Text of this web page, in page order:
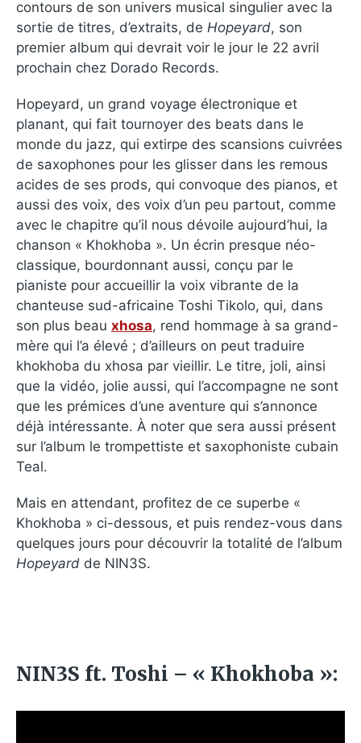
contours de son univers musical singulier avec la
sortie de titres, d’extraits, de Hopeyard, son
premier album qui devrait voir le jour le 22 avril
prochain chez Dorado Records.
Hopeyard, un grand voyage électronique et
planant, qui fait tournoyer des beats dans le
monde du jazz, qui extirpe des scansions cuivrées
de saxophones pour les glisser dans les remous
acides de ses prods, qui convoque des pianos, et
aussi des voix, des voix d’un peu partout, comme
avec le chapitre qu’il nous dévoile aujourd’hui, la
chanson « Khokhoba ». Un écrin presque néo-
classique, bourdonnant aussi, conçu par le
pianiste pour accueillir la voix vibrante de la
chanteuse sud-africaine Toshi Tikolo, qui, dans
son plus beau xhosa, rend hommage à sa grand-
mère qui l’a élevé ; d’ailleurs on peut traduire
khokhoba du xhosa par vieillir. Le titre, joli, ainsi
que la vidéo, jolie aussi, qui l’accompagne ne sont
que les prémices d’une aventure qui s’annonce
déjà intéressante. À noter que sera aussi présent
sur l’album le trompettiste et saxophoniste cubain
Teal.
Mais en attendant, profitez de ce superbe «
Khokhoba » ci-dessous, et puis rendez-vous dans
quelques jours pour découvrir la totalité de l’album
Hopeyard de NIN3S.
NIN3S ft. Toshi – « Khokhoba »: